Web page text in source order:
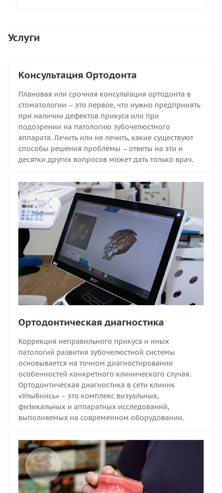
Услуги
Консультация Ортодонта
Плановая или срочная консультация ортодонта в
стоматологии – это первое, что нужно предпринять
при наличии дефектов прикуса или при
подозрении на патологию зубочелюстного
аппарата. Лечить или не лечить, какие существуют
способы решения проблемы – ответы на эти и
десятки других вопросов может дать только врач.
Ортодонтическая диагностика
Коррекция неправильного прикуса и иных
патологий развития зубочелюстной системы
основывается на точном диагностировании
особенностей конкретного клинического случая.
Ортодонтическая диагностика в сети клиник
«Улыбнись» – это комплекс визуальных,
физикальных и аппаратных исследований,
выполняемых на современном оборудовании.